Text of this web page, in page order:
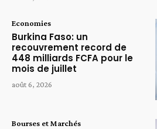
Economies
Burkina Faso: un
recouvrement record de
448 milliards FCFA pour le
mois de juillet
août 6, 2026
Bourses et Marchés